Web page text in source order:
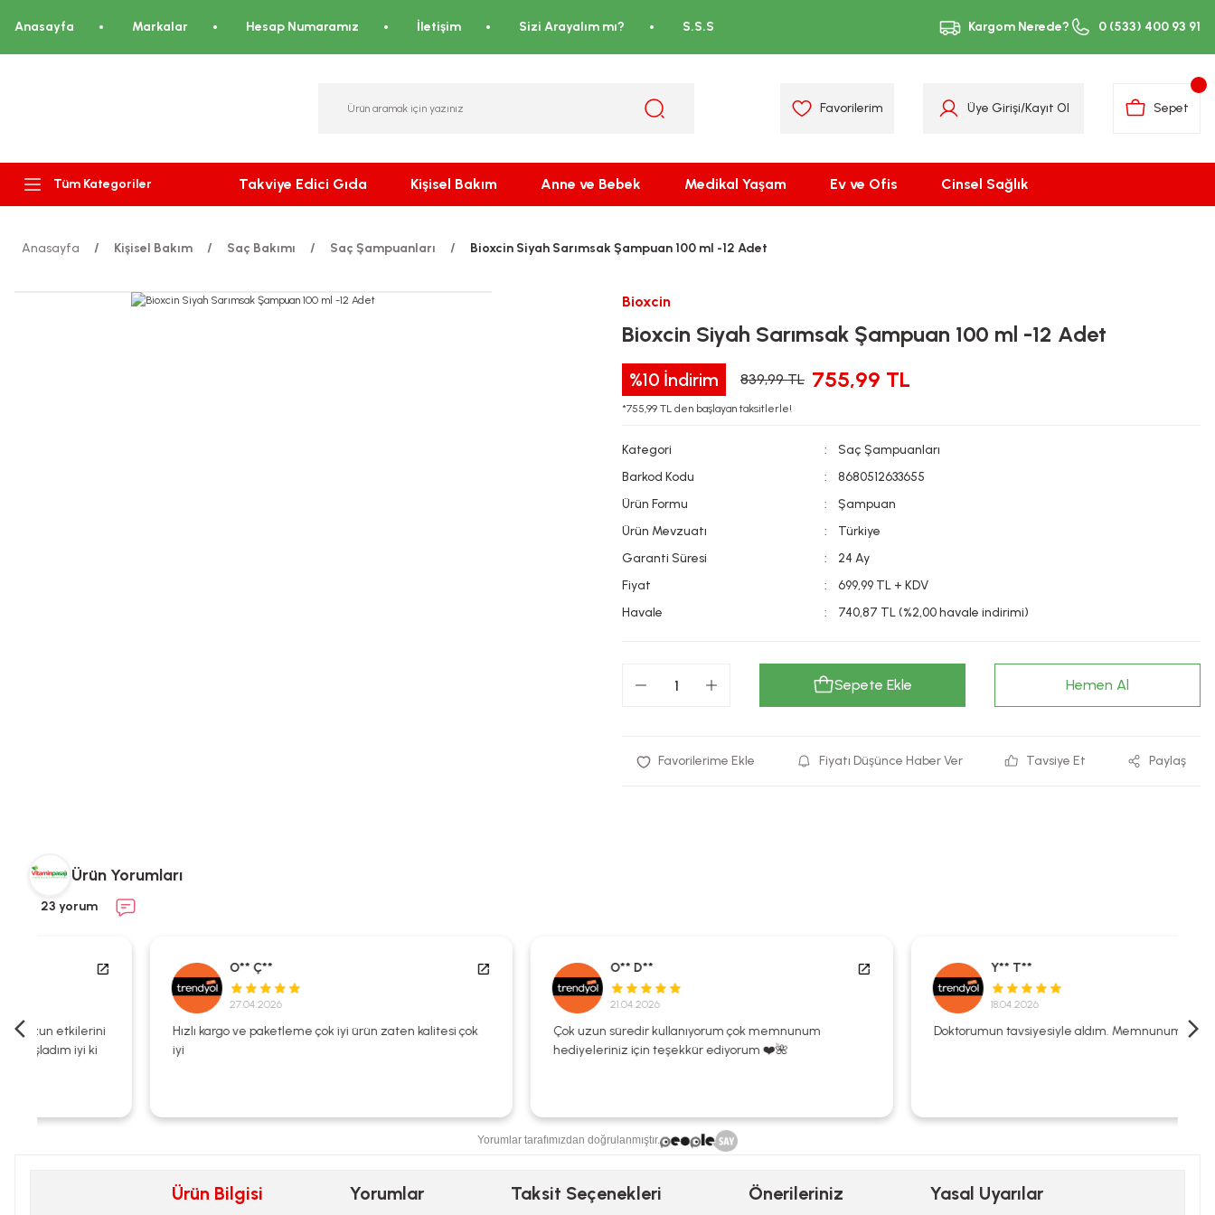
Anasayfa Markalar Hesap Numaramız İletişim Sizi Arayalım mı? S.S.S Kargom Nerede? 0 (533) 400 93 91
Favorilerim Üye Girişi/Kayıt Ol Sepet
Tüm Kategoriler Takviye Edici Gıda Kişisel Bakım Anne ve Bebek Medikal Yaşam Ev ve Ofis Cinsel Sağlık
Anasayfa Kişisel Bakım Saç Bakımı Saç Şampuanları Bioxcin Siyah Sarımsak Şampuan 100 ml -12 Adet
Bioxcin
Bioxcin Siyah Sarımsak Şampuan 100 ml -12 Adet
%10 İndirim 839,99 TL 755,99 TL
*755,99 TL den başlayan taksitlerle!
Kategori
Saç Şampuanları
Barkod Kodu
8680512633655
Ürün Formu
Şampuan
Ürün Mevzuatı
Türkiye
Garanti Süresi
24 Ay
Fiyat
699,99 TL + KDV
Havale
740,87 TL (%2,00 havale indirimi)
Sepete Ekle Hemen Al
Fiyatı Düşünce Haber Ver Tavsiye Et Paylaş
Ürün Yorumları
23 yorum
27.04.2026
Hızlı kargo ve paketleme çok iyi ürün zaten kalitesi çok
iyi
21.04.2026
Çok uzun süredir kullanıyorum çok memnunum
hediyeleriniz için teşekkür ediyorum ❤️🌺
Doktorumun tavsiyesiyle aldım. Memnunum.
Yorumlar tarafımızdan doğrulanmıştır.
Ürün Bilgisi Yorumlar Taksit Seçenekleri Önerileriniz Yasal Uyarılar